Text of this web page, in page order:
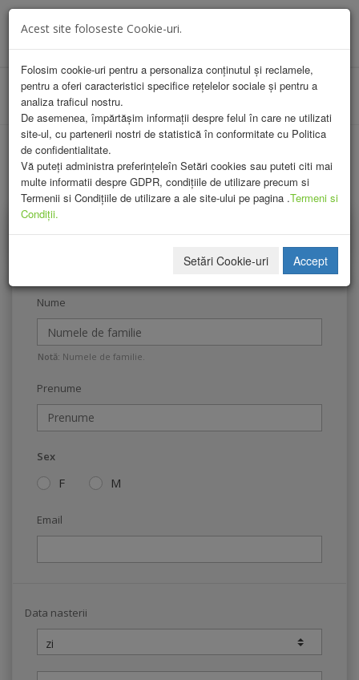
Toggle
Inregistrare membru Ucast
Nume
Notă: Numele de familie.
Prenume
Sex
F M
Email
Data nasterii
Acest site foloseste Cookie-uri.
Folosim cookie-uri pentru a personaliza conținutul și reclamele,
pentru a oferi caracteristici specifice rețelelor sociale și pentru a
analiza traficul nostru.
De asemenea, împărtășim informații despre felul în care ne utilizati
site-ul, cu partenerii nostri de statistică în conformitate cu Politica
de confidentialitate.
Vă puteți administra preferințeleîn Setări cookies sau puteti citi mai
multe informatii despre GDPR, condițiile de utilizare precum si
Termenii si Condițiile de utilizare a ale site-ului pe pagina .Termeni si
Condiții.
Setări Cookie-uri Accept